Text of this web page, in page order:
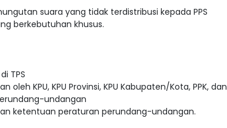
suara yang tidak terdistribusi kepada PPS
berkebutuhan khusus.
TPS
KPU, KPU Provinsi, KPU Kabupaten/Kota, PPK, dan
undangan
ketentuan peraturan perundang-undangan.